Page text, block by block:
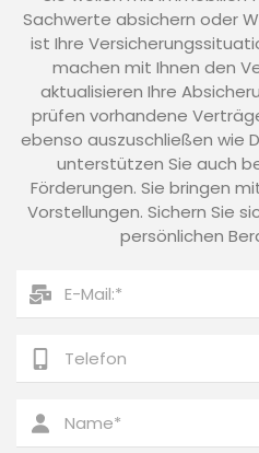
Sachwerte absichern oder
ist Ihre
machen mit Ihnen den
aktualisieren Ihre
prüfen vorhandene
ebenso auszuschließen wie
unterstützen Sie auch
Förderungen. Sie bringen
Vorstellungen. Sichern Sie
persönlichen